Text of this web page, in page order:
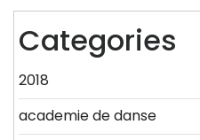
Categories
2018
academie de danse